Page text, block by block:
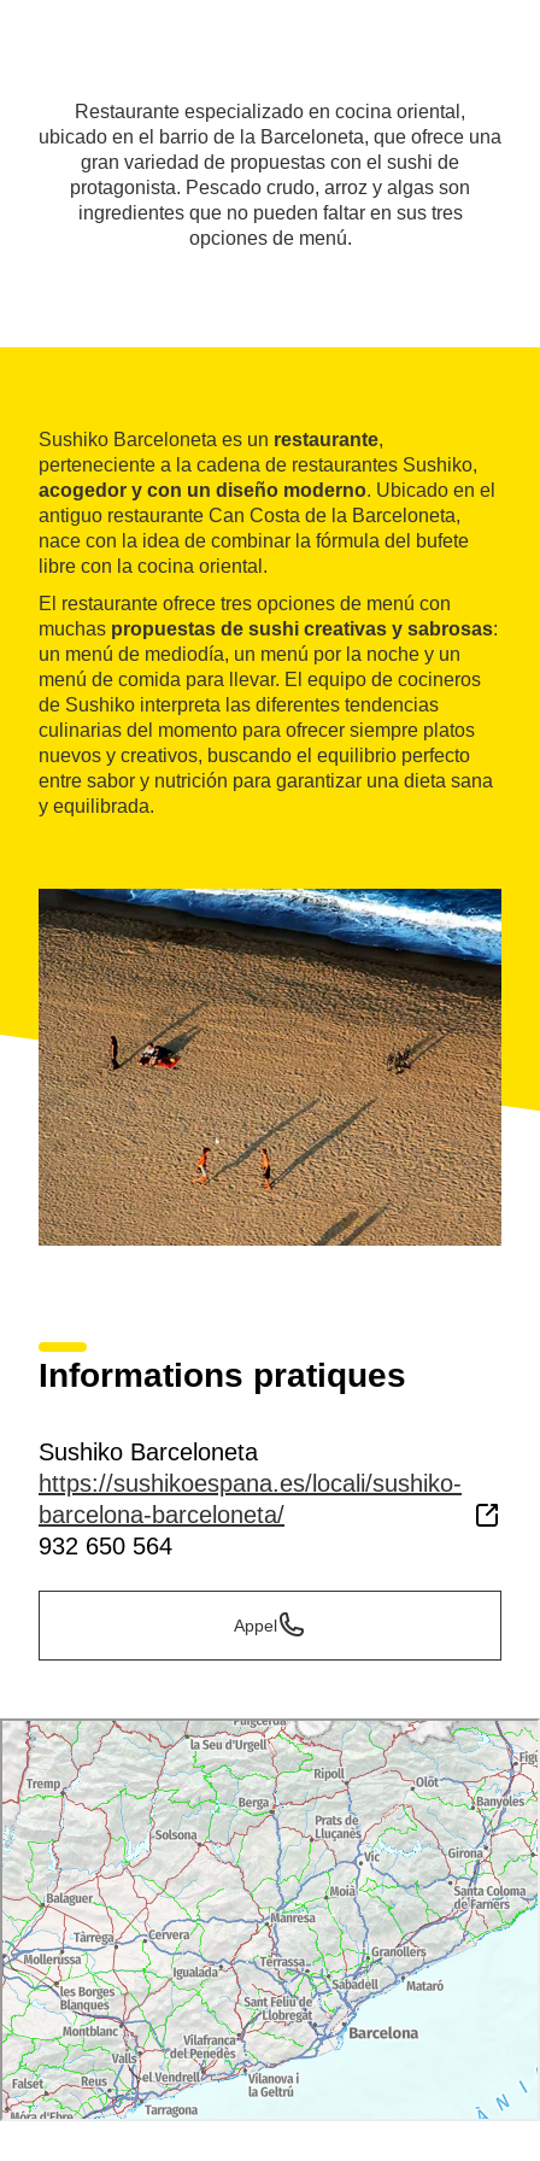
Restaurante especializado en cocina oriental,
ubicado en el barrio de la Barceloneta, que ofrece una
gran variedad de propuestas con el sushi de
protagonista. Pescado crudo, arroz y algas son
ingredientes que no pueden faltar en sus tres
opciones de menú.
Sushiko Barceloneta es un restaurante,
perteneciente a la cadena de restaurantes Sushiko,
acogedor y con un diseño moderno. Ubicado en el
antiguo restaurante Can Costa de la Barceloneta,
nace con la idea de combinar la fórmula del bufete
libre con la cocina oriental.
El restaurante ofrece tres opciones de menú con
muchas propuestas de sushi creativas y sabrosas:
un menú de mediodía, un menú por la noche y un
menú de comida para llevar. El equipo de cocineros
de Sushiko interpreta las diferentes tendencias
culinarias del momento para ofrecer siempre platos
nuevos y creativos, buscando el equilibrio perfecto
entre sabor y nutrición para garantizar una dieta sana
y equilibrada.
Informations pratiques
Sushiko Barceloneta
https://sushikoespana.es/locali/sushiko-
barcelona-barceloneta/
932 650 564
Appel